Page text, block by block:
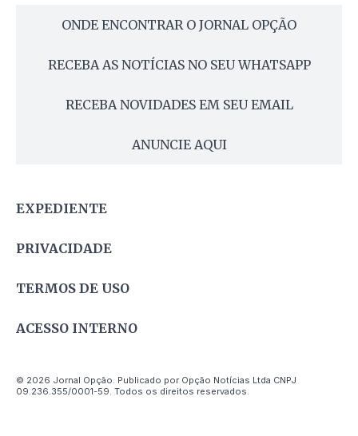
ONDE ENCONTRAR O JORNAL OPÇÃO
RECEBA AS NOTÍCIAS NO SEU WHATSAPP
RECEBA NOVIDADES EM SEU EMAIL
ANUNCIE AQUI
EXPEDIENTE
PRIVACIDADE
TERMOS DE USO
ACESSO INTERNO
© 2026 Jornal Opção. Publicado por Opção Notícias Ltda CNPJ
09.236.355/0001-59. Todos os direitos reservados.